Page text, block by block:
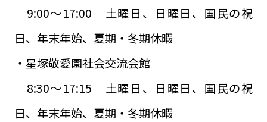
9:00～17:00 土曜日、日曜日、国民の祝
日、年末年始、夏期・冬期休暇
・星塚敬愛園社会交流会館
8:30～17:15 土曜日、日曜日、国民の祝
日、年末年始、夏期・冬期休暇